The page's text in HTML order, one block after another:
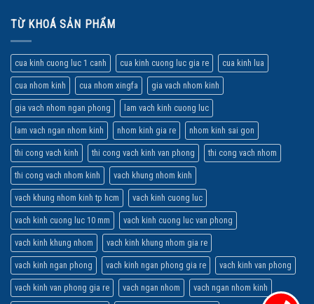
TỪ KHOÁ SẢN PHẨM
cua kinh cuong luc 1 canh cua kinh cuong luc gia re cua kinh lua
cua nhom kinh cua nhom xingfa gia vach nhom kinh
gia vach nhom ngan phong lam vach kinh cuong luc
lam vach ngan nhom kinh nhom kinh gia re nhom kinh sai gon
thi cong vach kinh thi cong vach kinh van phong thi cong vach nhom
thi cong vach nhom kinh vach khung nhom kinh
vach khung nhom kinh tp hcm vach kinh cuong luc
vach kinh cuong luc 10 mm vach kinh cuong luc van phong
vach kinh khung nhom vach kinh khung nhom gia re
vach kinh ngan phong vach kinh ngan phong gia re vach kinh van phong
vach kinh van phong gia re vach ngan nhom vach ngan nhom kinh